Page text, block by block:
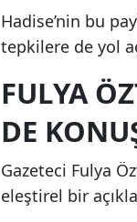
Hadise’nin bu
tepkilere de yol
FULYA
DE
Gazeteci Fulya
eleştirel bir